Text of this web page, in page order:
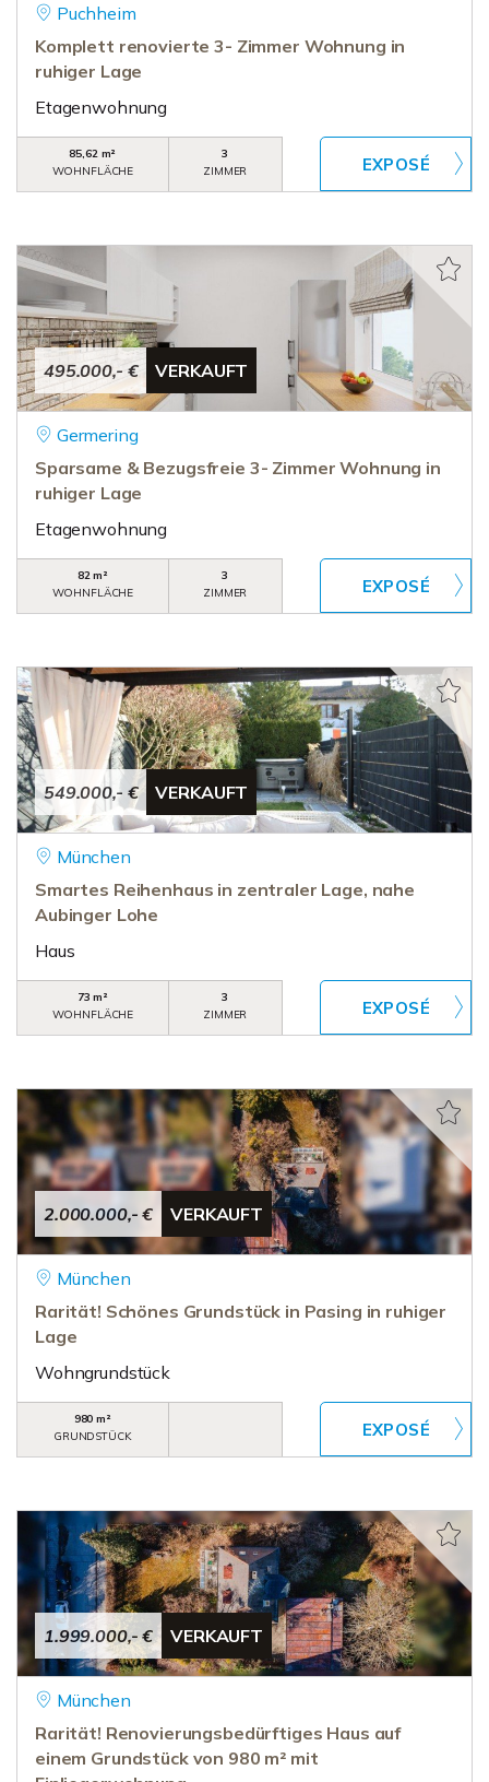
Puchheim
Komplett renovierte 3- Zimmer Wohnung in
ruhiger Lage
Etagenwohnung
85,62 m²
WOHNFLÄCHE
3
ZIMMER
495.000,- € VERKAUFT
Germering
Sparsame & Bezugsfreie 3- Zimmer Wohnung in
ruhiger Lage
Etagenwohnung
82 m²
WOHNFLÄCHE
3
ZIMMER
549.000,- € VERKAUFT
München
Smartes Reihenhaus in zentraler Lage, nahe
Aubinger Lohe
Haus
73 m²
WOHNFLÄCHE
3
ZIMMER
2.000.000,- € VERKAUFT
München
Rarität! Schönes Grundstück in Pasing in ruhiger
Lage
Wohngrundstück
980 m²
GRUNDSTÜCK
1.999.000,- € VERKAUFT
München
Rarität! Renovierungsbedürftiges Haus auf
einem Grundstück von 980 m² mit